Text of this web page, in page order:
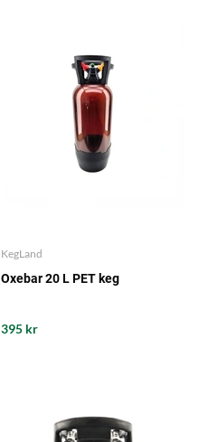
KegLand
Oxebar 20 L PET keg
395 kr